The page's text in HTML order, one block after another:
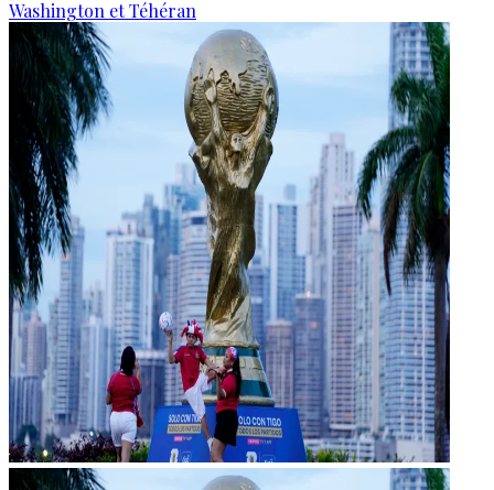
Washington et Téhéran